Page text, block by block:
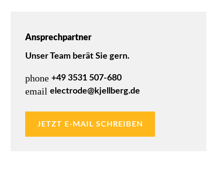
Ansprechpartner
Unser Team berät Sie gern.
phone +49 3531 507-680
email electrode@kjellberg.de
JETZT E-MAIL SCHREIBEN